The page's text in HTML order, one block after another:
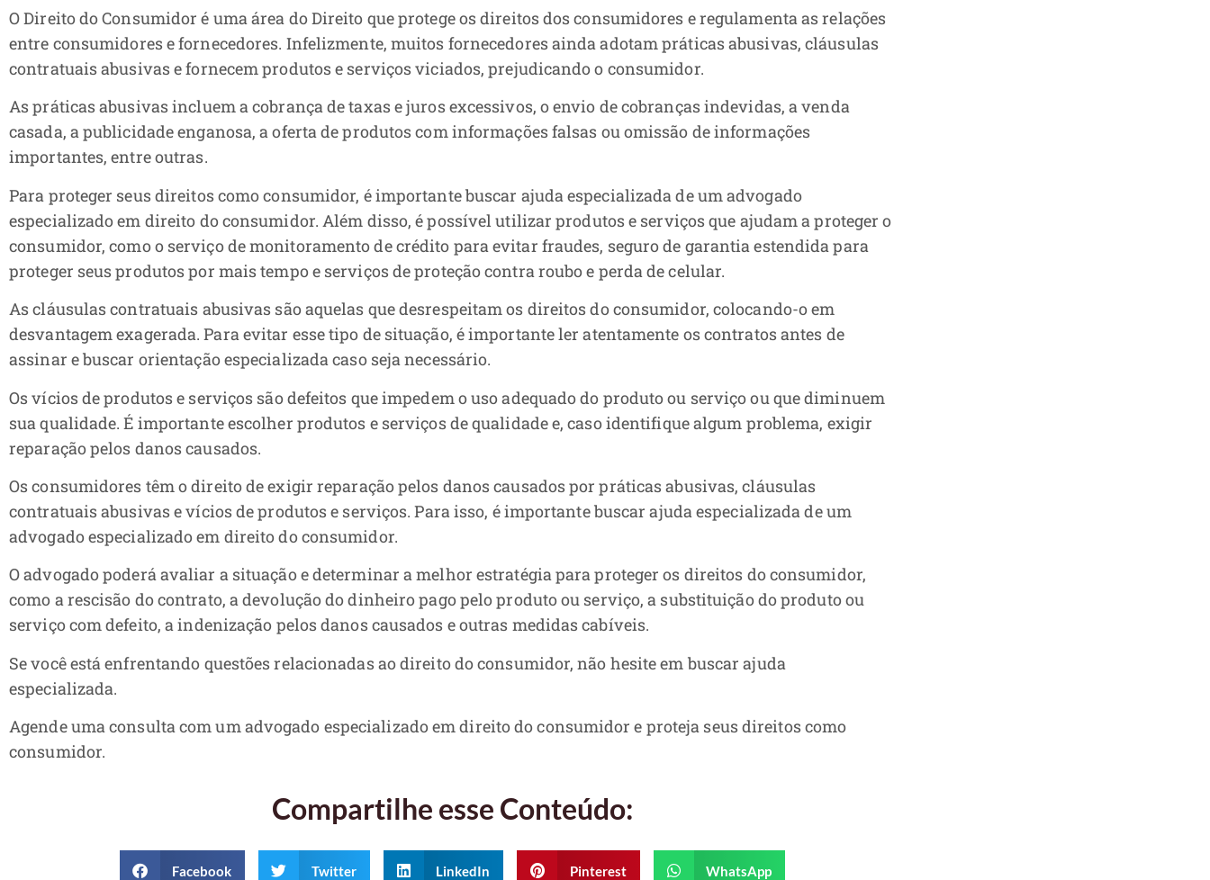
O Direito do Consumidor é uma área do Direito que protege os direitos dos consumidores e regulamenta as relações
entre consumidores e fornecedores. Infelizmente, muitos fornecedores ainda adotam práticas abusivas, cláusulas
contratuais abusivas e fornecem produtos e serviços viciados, prejudicando o consumidor.
As práticas abusivas incluem a cobrança de taxas e juros excessivos, o envio de cobranças indevidas, a venda
casada, a publicidade enganosa, a oferta de produtos com informações falsas ou omissão de informações
importantes, entre outras.
Para proteger seus direitos como consumidor, é importante buscar ajuda especializada de um advogado
especializado em direito do consumidor. Além disso, é possível utilizar produtos e serviços que ajudam a proteger o
consumidor, como o serviço de monitoramento de crédito para evitar fraudes, seguro de garantia estendida para
proteger seus produtos por mais tempo e serviços de proteção contra roubo e perda de celular.
As cláusulas contratuais abusivas são aquelas que desrespeitam os direitos do consumidor, colocando-o em
desvantagem exagerada. Para evitar esse tipo de situação, é importante ler atentamente os contratos antes de
assinar e buscar orientação especializada caso seja necessário.
Os vícios de produtos e serviços são defeitos que impedem o uso adequado do produto ou serviço ou que diminuem
sua qualidade. É importante escolher produtos e serviços de qualidade e, caso identifique algum problema, exigir
reparação pelos danos causados.
Os consumidores têm o direito de exigir reparação pelos danos causados por práticas abusivas, cláusulas
contratuais abusivas e vícios de produtos e serviços. Para isso, é importante buscar ajuda especializada de um
advogado especializado em direito do consumidor.
O advogado poderá avaliar a situação e determinar a melhor estratégia para proteger os direitos do consumidor,
como a rescisão do contrato, a devolução do dinheiro pago pelo produto ou serviço, a substituição do produto ou
serviço com defeito, a indenização pelos danos causados e outras medidas cabíveis.
Se você está enfrentando questões relacionadas ao direito do consumidor, não hesite em buscar ajuda
especializada.
Agende uma consulta com um advogado especializado em direito do consumidor e proteja seus direitos como
consumidor.
Compartilhe esse Conteúdo:
Facebook Twitter LinkedIn Pinterest WhatsApp